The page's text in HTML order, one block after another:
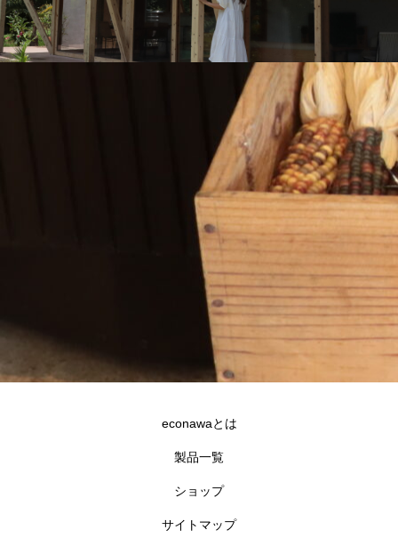
econawaとは
製品一覧
ショップ
サイトマップ